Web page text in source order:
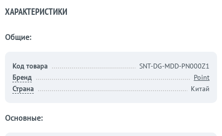
ХАРАКТЕРИСТИКИ
Общие:
Код товара
SNT-DG-MDD-PN000Z1
Бренд
Point
Страна
Китай
Основные: